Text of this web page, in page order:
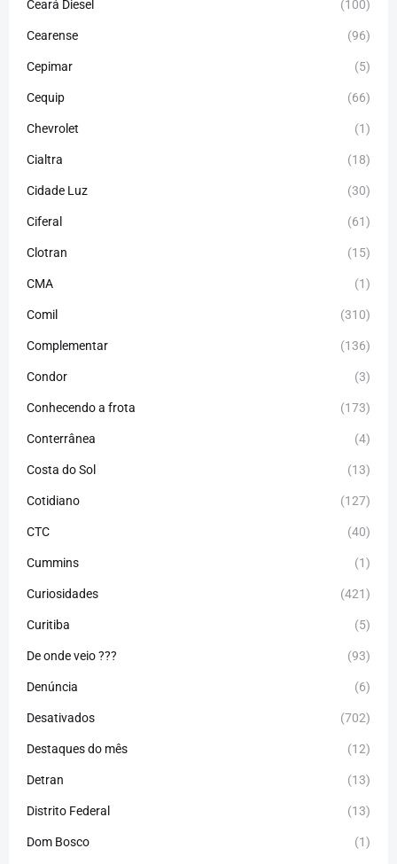
Ceará Diesel (100)
Cearense (96)
Cepimar (5)
Cequip (66)
Chevrolet (1)
Cialtra (18)
Cidade Luz (30)
Ciferal (61)
Clotran (15)
CMA (1)
Comil (310)
Complementar (136)
Condor (3)
Conhecendo a frota (173)
Conterrânea (4)
Costa do Sol (13)
Cotidiano (127)
CTC (40)
Cummins (1)
Curiosidades (421)
Curitiba (5)
De onde veio ??? (93)
Denúncia (6)
Desativados (702)
Destaques do mês (12)
Detran (13)
Distrito Federal (13)
Dom Bosco (1)